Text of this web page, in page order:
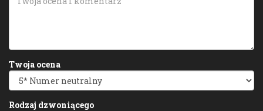
Twoja ocena
Rodzaj dzwoniącego